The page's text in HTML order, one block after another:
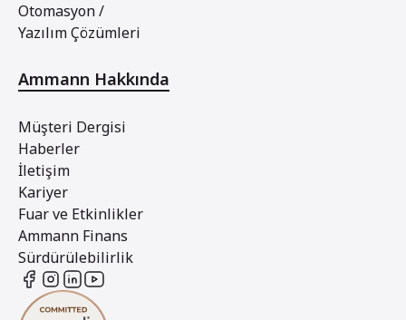
Otomasyon /
Yazılım Çözümleri
Ammann Hakkında
Müşteri Dergisi
Haberler
İletişim
Kariyer
Fuar ve Etkinlikler
Ammann Finans
Sürdürülebilirlik